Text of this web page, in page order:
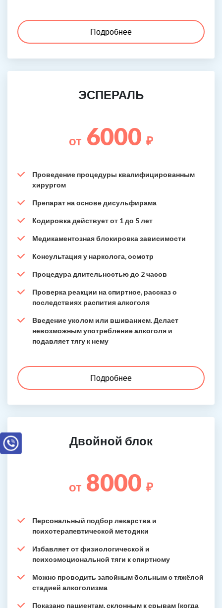
Подробнее
ЭСПЕРАЛЬ
от 6000 ₽
Проведение процедуры квалифицированным
хирургом
Препарат на основе дисульфирама
Кодировка действует от 1 до 5 лет
Медикаментозная блокировка зависимости
Консультация у нарколога, осмотр
Процедура длительностью до 2 часов
Проверка реакции на спиртное, рассказ о
последствиях распития алкоголя
Введение уколом или вшиванием. Делает
невозможным употребление алкоголя и
подавляет тягу к нему
Подробнее
Двойной блок
от 8000 ₽
Персональный подбор лекарства и
психотерапевтической методики
Избавляет от физиологической и
психоэмоциональной тяги к спиртному
Можно проводить запойным больным с тяжёлой
стадией алкоголизма
Показано пациентам, склонным к срывам (когда